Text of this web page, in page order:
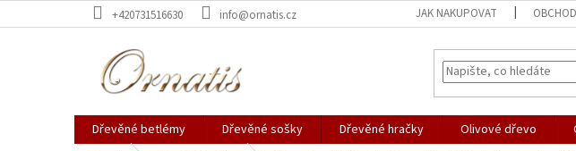
na
+420731516630 info@ornatis.cz JAK NAKUPOVAT
Dřevěné betlémy Dřevěné sošky Dřevěné hračky Olivové dřevo